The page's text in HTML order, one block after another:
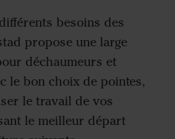
besoins des
propose une large
déchaumeurs et
le bon choix de pointes,
le travail de vos
le meilleur départ